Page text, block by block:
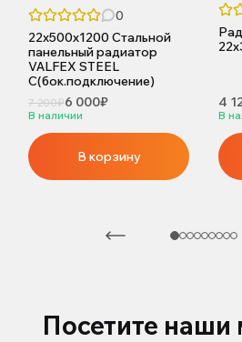
0
22х500х1200 Стальной
панельный радиатор
VALFEX STEEL
C(бок.подключение)
7 200₽6 000₽
В наличии
В корзину
4
В
Посетите наши